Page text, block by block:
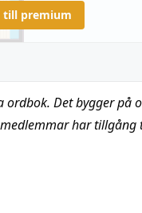
till premium
Det bygger på
har tillgång